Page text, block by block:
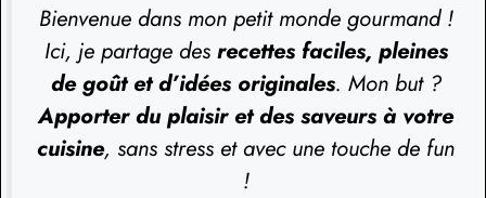
Bienvenue dans mon petit monde gourmand !
Ici, je partage des recettes faciles, pleines
de goût et d’idées originales. Mon but ?
Apporter du plaisir et des saveurs à votre
cuisine, sans stress et avec une touche de fun
!